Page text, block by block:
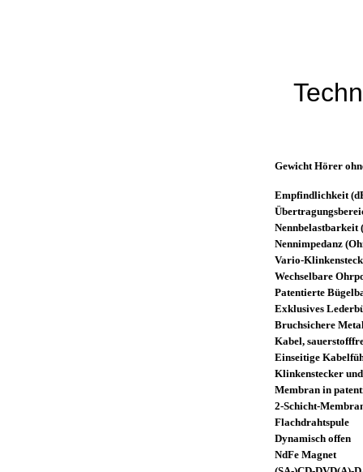
Gewicht Hörer
Empfindlichkeit
Nennbelastbarkeit
Nennimpedanz
Vario-
Wechselbare
Patentierte
Exklusives
Bruchsichere
Kabel,
Einseitige
Klinkenstecker
Membran in
2-Schicht-
Flachdrahtspule
Dynamisch offen
NdFe Magnet